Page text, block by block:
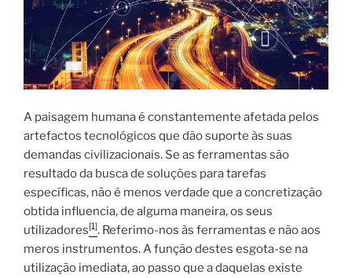
A paisagem humana é constantemente afetada pelos
artefactos tecnológicos que dão suporte às suas
demandas civilizacionais. Se as ferramentas são
resultado da busca de soluções para tarefas
específicas, não é menos verdade que a concretização
obtida influencia, de alguma maneira, os seus
utilizadores[1]. Referimo-nos às ferramentas e não aos
meros instrumentos. A função destes esgota-se na
utilização imediata, ao passo que a daquelas existe